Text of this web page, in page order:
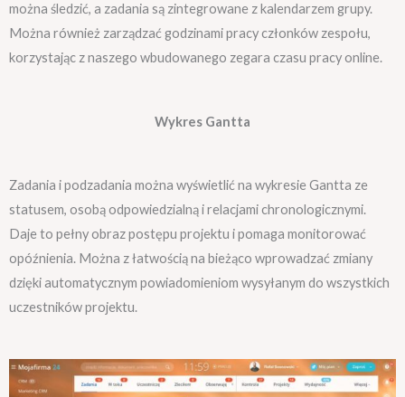
można śledzić, a zadania są zintegrowane z kalendarzem grupy.
Można również zarządzać godzinami pracy członków zespołu,
korzystając z naszego wbudowanego zegara czasu pracy online.
Wykres Gantta
Zadania i podzadania można wyświetlić na wykresie Gantta ze
statusem, osobą odpowiedzialną i relacjami chronologicznymi.
Daje to pełny obraz postępu projektu i pomaga monitorować
opóźnienia. Można z łatwością na bieżąco wprowadzać zmiany
dzięki automatycznym powiadomieniom wysyłanym do wszystkich
uczestników projektu.